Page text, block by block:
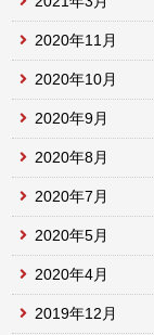
2020年11月
2020年10月
2020年9月
2020年8月
2020年7月
2020年5月
2020年4月
2019年12月